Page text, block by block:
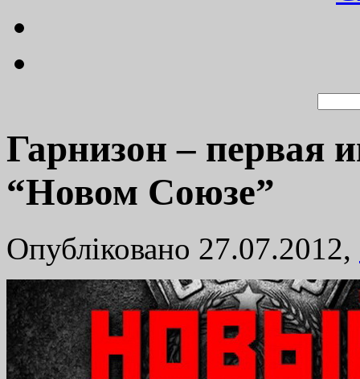
Гарнизон – первая
“Новом Союзе”
Опубліковано 27.07.2012,